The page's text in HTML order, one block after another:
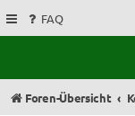
FAQ
Foren-Übersicht